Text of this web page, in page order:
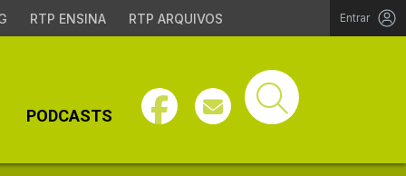
RTP ENSINA RTP ARQUIVOS Entrar
PODCASTS